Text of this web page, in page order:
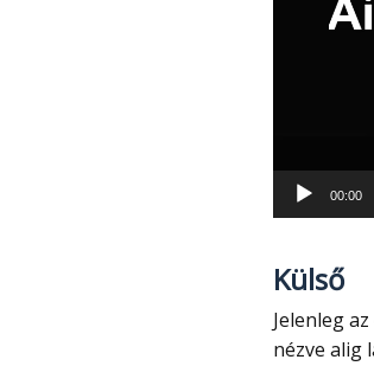
00:00
Külső
Jelenleg az egyik legegyedibb telefonról van és bár strapabíró telefon, ez szemből
nézve alig